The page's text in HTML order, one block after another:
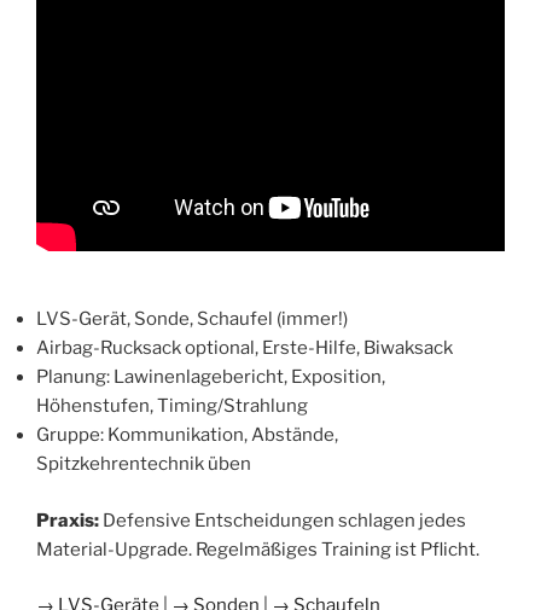
LVS-Gerät, Sonde, Schaufel (immer!)
Airbag-Rucksack optional, Erste-Hilfe, Biwaksack
Planung: Lawinenlagebericht, Exposition,
Höhenstufen, Timing/Strahlung
Gruppe: Kommunikation, Abstände,
Spitzkehrentechnik üben
Praxis: Defensive Entscheidungen schlagen jedes
Material-Upgrade. Regelmäßiges Training ist Pflicht.